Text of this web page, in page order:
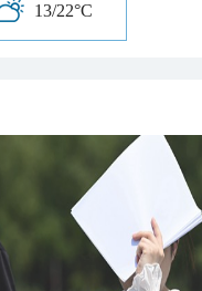
13/22°C